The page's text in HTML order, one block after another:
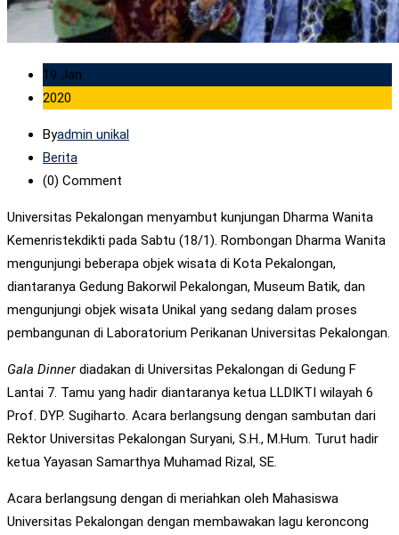
19 Jan
2020
Byadmin unikal
Berita
(0) Comment
Universitas Pekalongan menyambut kunjungan Dharma Wanita
Kemenristekdikti pada Sabtu (18/1). Rombongan Dharma Wanita
mengunjungi beberapa objek wisata di Kota Pekalongan,
diantaranya Gedung Bakorwil Pekalongan, Museum Batik, dan
mengunjungi objek wisata Unikal yang sedang dalam proses
pembangunan di Laboratorium Perikanan Universitas Pekalongan.
Gala Dinnerdiadakan di Universitas Pekalongan di Gedung F
Lantai 7. Tamu yang hadir diantaranya ketua LLDIKTI wilayah 6
Prof. DYP. Sugiharto. Acara berlangsung dengan sambutan dari
Rektor Universitas Pekalongan Suryani, S.H., M.Hum. Turut hadir
ketua Yayasan Samarthya Muhamad Rizal, SE.
Acara berlangsung dengan di meriahkan oleh Mahasiswa
Universitas Pekalongan dengan membawakan lagu keroncong